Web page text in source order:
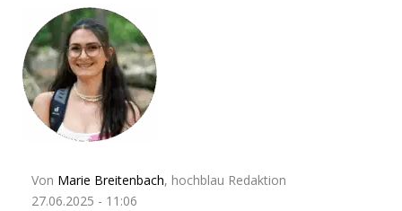
Von Marie Breitenbach, hochblau Redaktion
27.06.2025 - 11:06